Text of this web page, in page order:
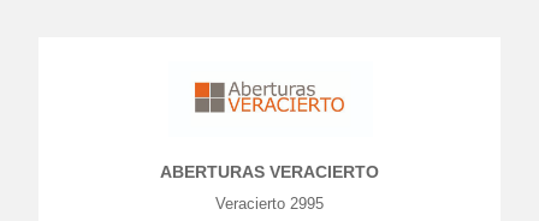
ABERTURAS VERACIERTO
Veracierto 2995